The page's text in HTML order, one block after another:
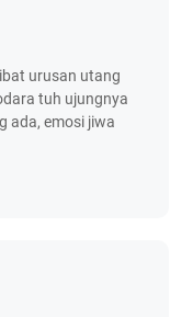
urusan utang
tuh ujungnya
ada, emosi jiwa